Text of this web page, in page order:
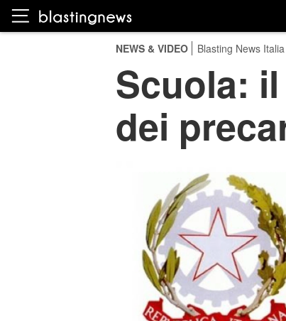
NEWS & VIDEO Blasting News Italia
Scuola:
dei